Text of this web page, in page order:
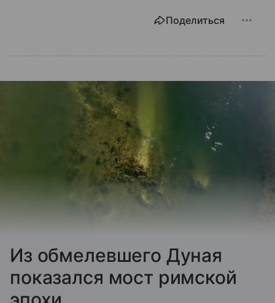
Поделиться
Из обмелевшего Дуная
показался мост римской